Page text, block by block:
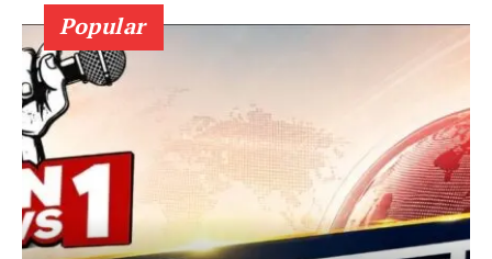
AIN NEWS 1
Contact Us
About Us
Popular